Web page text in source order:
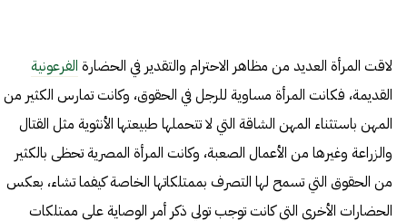
لاقت المرأة العديد من مظاهر الاحترام والتقدير في الحضارة الفرعونية
القديمة، فكانت المرأة مساوية للرجل في الحقوق، وكانت تمارس الكثير من
المهن باستثناء المهن الشاقة التي لا تتحملها طبيعتها الأنثوية مثل القتال
والزراعة وغيرها من الأعمال الصعبة، وكانت المرأة المصرية تحظى بالكثير
من الحقوق التي تسمح لها التصرف بممتلكاتها الخاصة كيفما تشاء، بعكس
الحضارات الأخرى التي كانت توجب تولي ذكر أمر الوصاية على ممتلكات